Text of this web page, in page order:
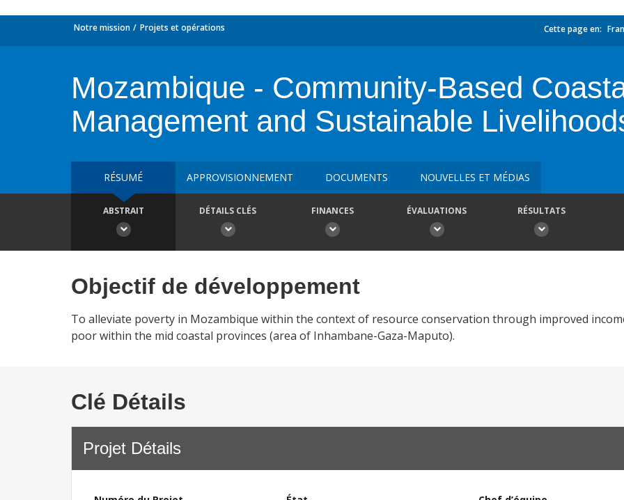
Notre mission Projets et opérations Cette page en:
Mozambique - Community-Based
Management and Sustainable
RÉSUMÉ APPROVISIONNEMENT DOCUMENTS NOUVELLES ET MÉDIAS
ABSTRAIT DÉTAILS CLÉS FINANCES ÉVALUATIONS RÉSULTATS
Objectif de développement
To alleviate poverty in Mozambique within the context of resource conservation through improved
poor within the mid coastal provinces (area of Inhambane-Gaza-Maputo).
Clé Détails
Projet Détails